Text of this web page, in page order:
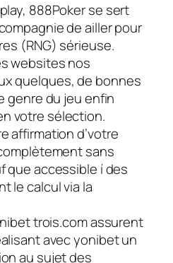
888Poker se sert
de ailler pour
(RNG) sérieuse.
websites nos
quelques, de bonnes
genre du jeu enfin
votre sélection.
affirmation d’votre
sans
que accessible í des
le calcul via la
trois.com assurent
avec yonibet un
au sujet des